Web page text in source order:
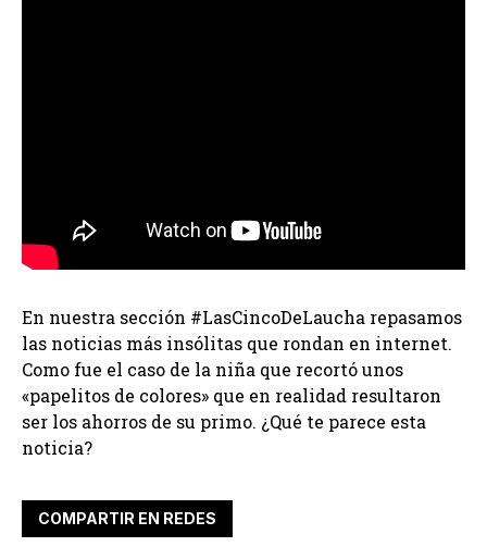
En nuestra sección #LasCincoDeLaucha repasamos
las noticias más insólitas que rondan en internet.
Como fue el caso de la niña que recortó unos
«papelitos de colores» que en realidad resultaron
ser los ahorros de su primo. ¿Qué te parece esta
noticia?
COMPARTIR EN REDES